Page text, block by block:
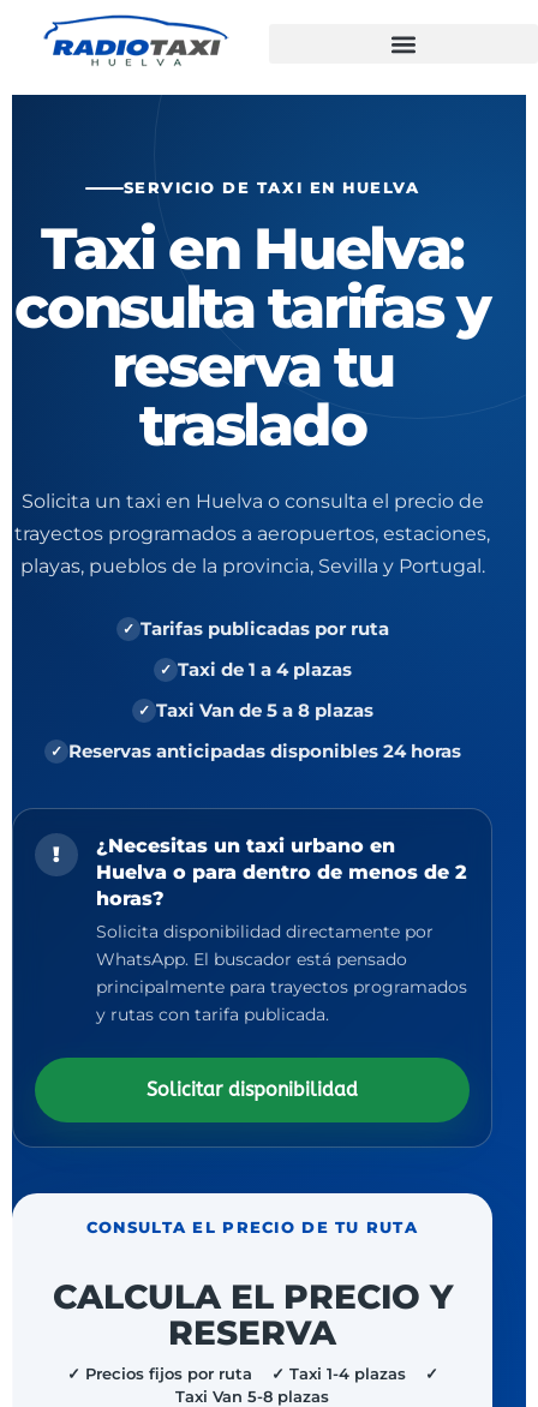
SERVICIO DE TAXI EN HUELVA
Taxi en Huelva:
consulta tarifas y
reserva tu
traslado
Solicita un taxi en Huelva o consulta el precio de
trayectos programados a aeropuertos, estaciones,
playas, pueblos de la provincia, Sevilla y Portugal.
Tarifas publicadas por ruta
Taxi de 1 a 4 plazas
Taxi Van de 5 a 8 plazas
Reservas anticipadas disponibles 24 horas
!
¿Necesitas un taxi urbano en
Huelva o para dentro de menos de 2
horas?
Solicita disponibilidad directamente por
WhatsApp. El buscador está pensado
principalmente para trayectos programados
y rutas con tarifa publicada.
Solicitar disponibilidad
CONSULTA EL PRECIO DE TU RUTA
CALCULA EL PRECIO Y
RESERVA
✓ Precios fijos por ruta ✓ Taxi 1-4 plazas ✓
Taxi Van 5-8 plazas